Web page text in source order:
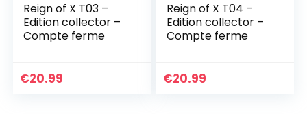
Reign of X T03 –
Edition collector –
Compte ferme
€20.99
Reign of X T04 –
Edition collector –
Compte ferme
€20.99